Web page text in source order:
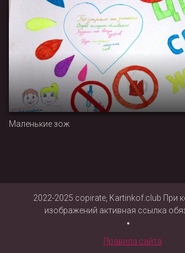
Маленькие зож
2022-2025 copirate, Kartinkof.club При
изображений активная ссылка
Правила сайта